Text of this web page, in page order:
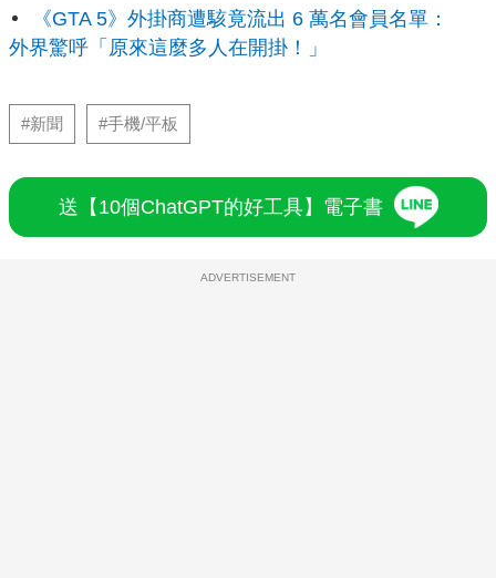
《GTA 5》外掛商遭駭竟流出 6 萬名會員名單：
外界驚呼「原來這麼多人在開掛！」
#新聞 #手機/平板
送【10個ChatGPT的好工具】電子書
ADVERTISEMENT